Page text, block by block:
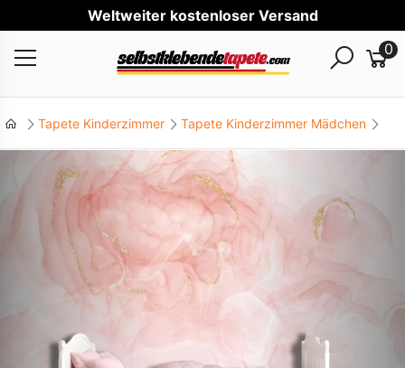
Welt
0
Tapete Kinderzimmer Tapete Kinderzimmer Mädchen